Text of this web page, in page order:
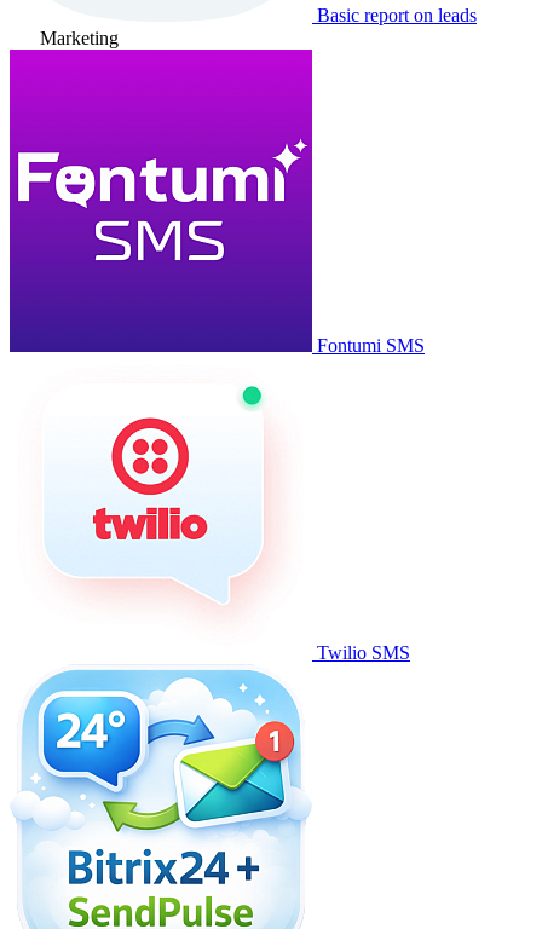
Basic report on leads
Marketing
Fontumi SMS
Twilio SMS